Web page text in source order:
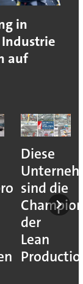
in
Industrie
auf
Diese
sind die
der
Lean